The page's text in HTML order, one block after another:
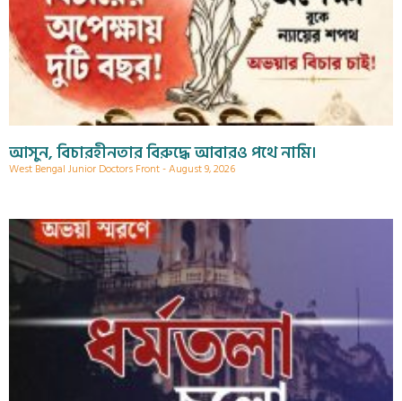
আসুন, বিচারহীনতার বিরুদ্ধে আবারও পথে নামি।
West Bengal Junior Doctors Front August 9, 2026